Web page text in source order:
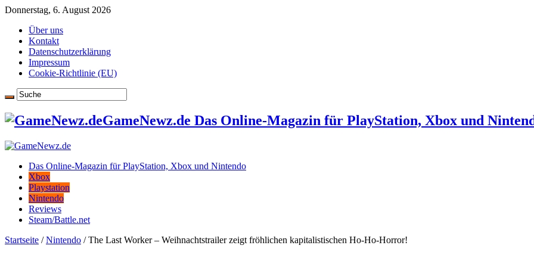
Donnerstag, 6. August 2026
Über uns
Kontakt
Datenschutzerklärung
Impressum
Cookie-Richtlinie (EU)
GameNewz.de Das Online-Magazin für PlayStation, Xbox und
Das Online-Magazin für PlayStation, Xbox und Nintendo
Xbox
Playstation
Nintendo
Reviews
Steam/Battle.net
Startseite / Nintendo / The Last Worker – Weihnachtstrailer zeigt fröhlichen kapitalistischen Ho-Ho-Horror!